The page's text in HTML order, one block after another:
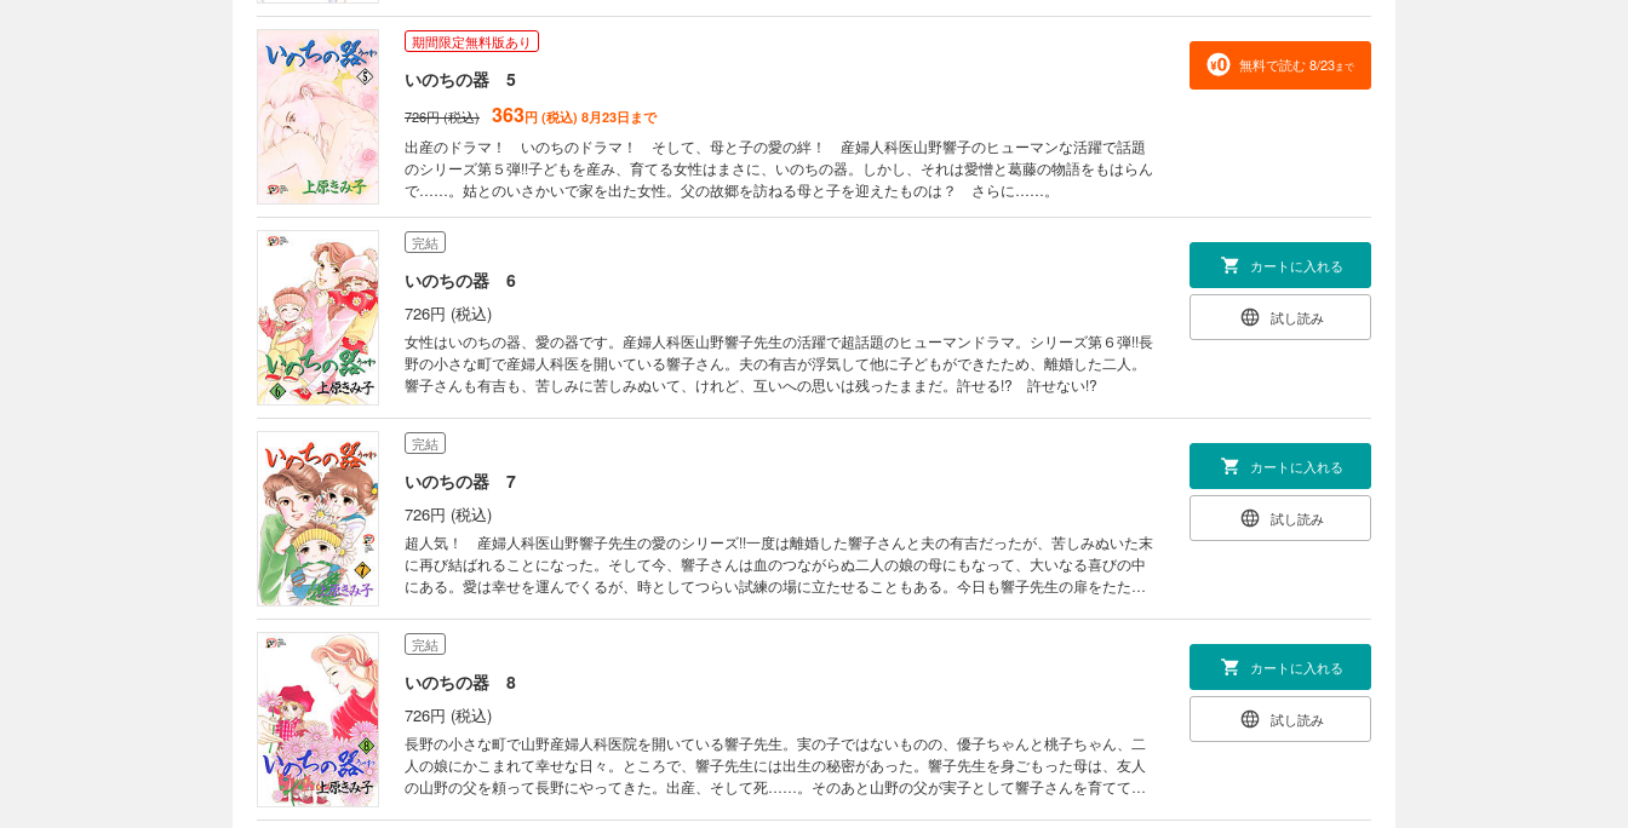
期間限定無料版あり
いのちの器 5
726円 (税込) 363円 (税込) 8月23日まで
出産のドラマ！ いのちのドラマ！ そして、母と子の愛の絆！ 産婦人科医山野響子のヒューマンな活躍で話題
のシリーズ第５弾!!子どもを産み、育てる女性はまさに、いのちの器。しかし、それは愛憎と葛藤の物語をもはらん
で……。姑とのいさかいで家を出た女性。父の故郷を訪ねる母と子を迎えたものは？ さらに……。
無料で読む 8/23まで
完結
いのちの器 6
726円 (税込)
女性はいのちの器、愛の器です。産婦人科医山野響子先生の活躍で超話題のヒューマンドラマ。シリーズ第６弾!!長
野の小さな町で産婦人科医を開いている響子さん。夫の有吉が浮気して他に子どもができたため、離婚した二人。
響子さんも有吉も、苦しみに苦しみぬいて、けれど、互いへの思いは残ったままだ。許せる!? 許せない!?
カートに入れる
試し読み
完結
いのちの器 7
726円 (税込)
超人気！ 産婦人科医山野響子先生の愛のシリーズ!!一度は離婚した響子さんと夫の有吉だったが、苦しみぬいた末
に再び結ばれることになった。そして今、響子さんは血のつながらぬ二人の娘の母にもなって、大いなる喜びの中
にある。愛は幸せを運んでくるが、時としてつらい試練の場に立たせることもある。今日も響子先生の扉をたたく
カートに入れる
試し読み
完結
いのちの器 8
726円 (税込)
長野の小さな町で山野産婦人科医院を開いている響子先生。実の子ではないものの、優子ちゃんと桃子ちゃん、二
人の娘にかこまれて幸せな日々。ところで、響子先生には出生の秘密があった。響子先生を身ごもった母は、友人
の山野の父を頼って長野にやってきた。出産、そして死……。そのあと山野の父が実子として響子さんを育ててく
カートに入れる
試し読み